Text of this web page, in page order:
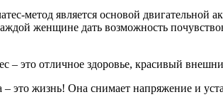
метод является основой двигательной
женщине дать возможность
это отличное здоровье, красивый
жизнь! Она снимает напряжение и